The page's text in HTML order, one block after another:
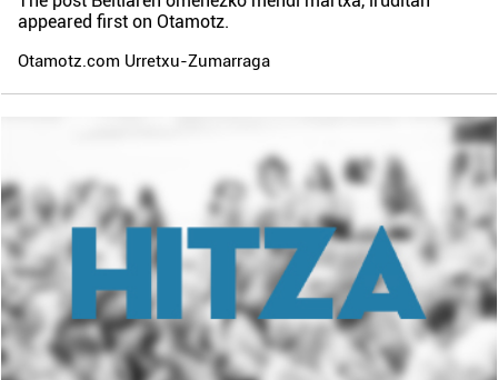
appeared first onOtamotz.
Otamotz.com Urretxu-Zumarraga